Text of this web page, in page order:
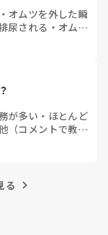
・ オムツを外した瞬
尿される ・ オムツ
が多い ・ ほとんど
（コメントで教え
る